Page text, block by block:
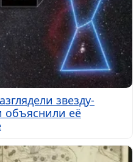
звезду-
объяснили её